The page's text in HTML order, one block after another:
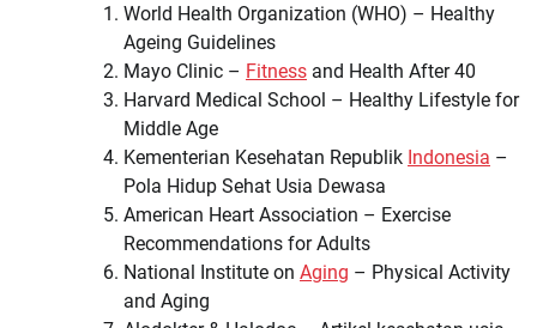
World Health Organization (WHO) – Healthy
Ageing Guidelines
Mayo Clinic – Fitness and Health After 40
Harvard Medical School – Healthy Lifestyle for
Middle Age
Kementerian Kesehatan Republik Indonesia –
Pola Hidup Sehat Usia Dewasa
American Heart Association – Exercise
Recommendations for Adults
National Institute on Aging – Physical Activity
and Aging